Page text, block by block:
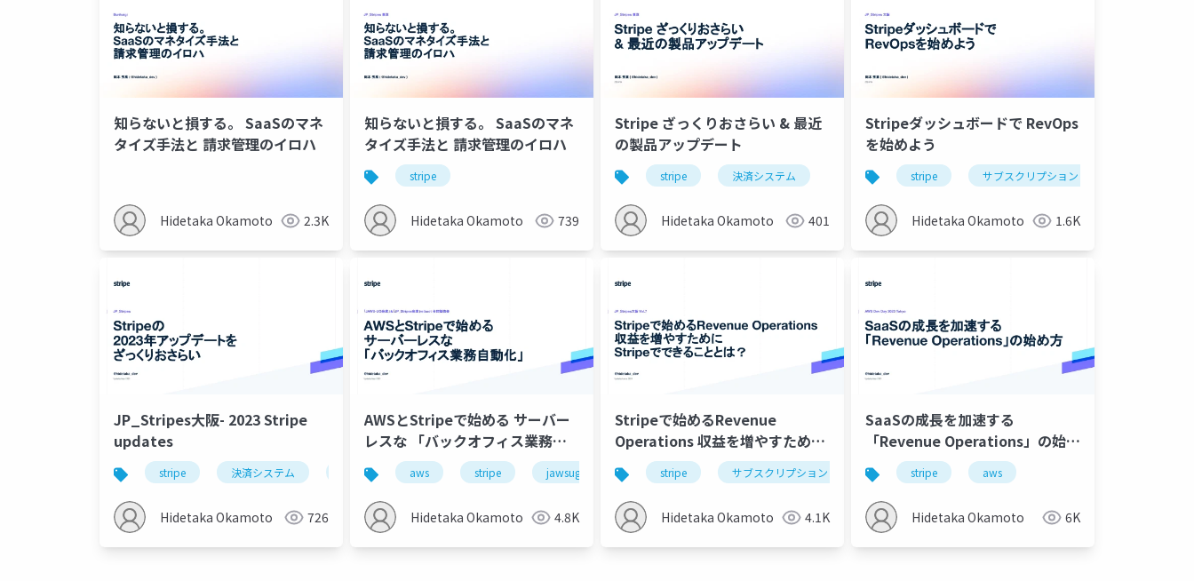
知らないと損する。 SaaSのマネ
タイズ手法と 請求管理のイロハ
Hidetaka Okamoto 2.3K
知らないと損する。 SaaSのマネ
タイズ手法と 請求管理のイロハ
stripe
Hidetaka Okamoto 739
Stripe ざっくりおさらい & 最近
の製品アップデート
stripe 決済システム
Hidetaka Okamoto 401
Stripeダッシュボードで RevOps
を始めよう
stripe サブスクリプション
Hidetaka Okamoto 1.6K
JP_Stripes大阪- 2023 Stripe
updates
stripe 決済システム サブスクリプション
Hidetaka Okamoto 726
AWSとStripeで始める サーバー
レスな 「バックオフィス業務自
動化」 aws stripe jawsug
Hidetaka Okamoto 4.8K
Stripeで始めるRevenue
Operations 収益を増やすために
Stripeでできることとは？
stripe サブスクリプション
Hidetaka Okamoto 4.1K
SaaSの成長を加速する
「Revenue Operations」の始め
方
stripe aws
Hidetaka Okamoto 6K